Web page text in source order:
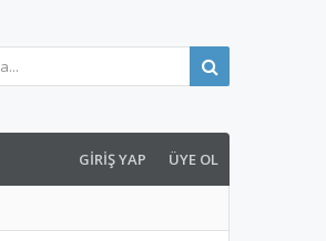
GIRIŞ YAP ÜYE OL